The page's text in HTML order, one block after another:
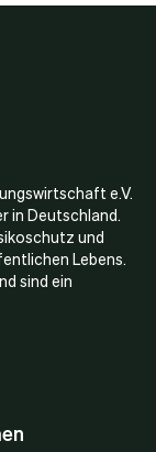
e.V.
in Deutschland.
und
Lebens.
sind ein